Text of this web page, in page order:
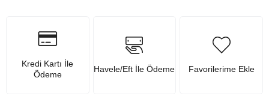
Kredi Kartı İle
Ödeme
Havele/Eft İle Ödeme Favorilerime Ekle